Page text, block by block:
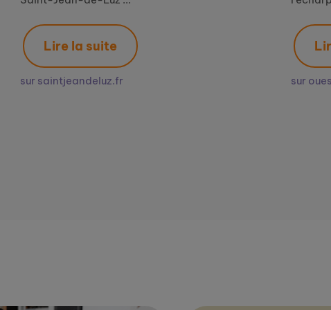
Lire la suite
sur ouest-france.fr